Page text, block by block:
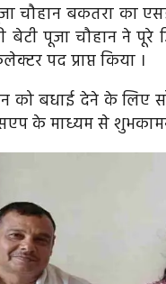
बकतरा का
बेटी पूजा चौहान ने
पद प्राप्त किया ।
को बधाई देने के लिए
के माध्यम से